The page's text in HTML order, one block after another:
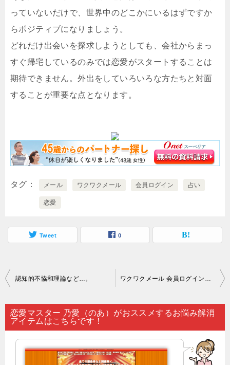
っていないだけで、世界中のどこかにいるはずですか
らポジティブになりましょう。
どれだけ出会いを探求しようとしても、会社からまっ
すぐ帰宅しているのみでは恋愛がスタートすることは
期待できません。外出をしていろいろな方たちと対面
することが重要な点となります。
タグ メール ワクワクメール 会員ログイン 占い
恋愛
Tweet 0
投
ナ
ビ
認知的不協和理論など…。 ワクワクメール 会員ログイン｜占いにより将来の恋愛やバイオリズムなどを推定することが可能なのです…。
恋愛マスター 乃愛（のあ）がおススメするお悩み解消
アイテムはこちらです！